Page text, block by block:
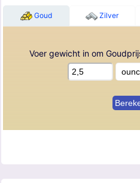
Goud Zilver
Voer gewicht in om